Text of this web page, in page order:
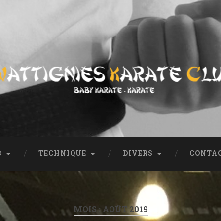
coordonnées, tout sur le club.
TECHNIQUE DIVERS
MOIS :AOÛT 2019